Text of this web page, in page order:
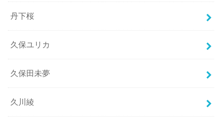
丹下桜
久保ユリカ
久保田未夢
久川綾